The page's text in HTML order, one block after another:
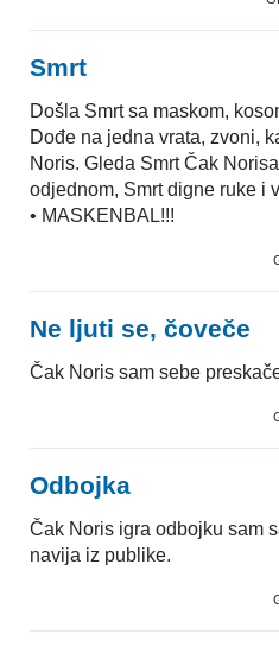
Smrt
Došla Smrt sa maskom,
Dođe na jedna vrata, zvoni,
Noris. Gleda Smrt Čak
odjednom, Smrt digne ruke i
• MASKENBAL!!!
Ne ljuti se, čoveče
Čak Noris sam sebe
Odbojka
Čak Noris igra odbojku sam
navija iz publike.